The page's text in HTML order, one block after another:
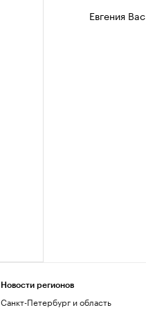
Евгения
Новости регионов
Санкт-Петербург и область